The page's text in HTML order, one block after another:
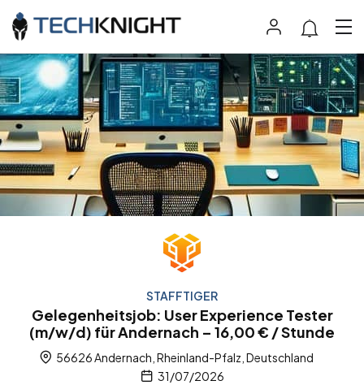
STAFFTIGER
Gelegenheitsjob: User Experience Tester
(m/w/d) für Andernach – 16,00 € / Stunde
56626 Andernach, Rheinland-Pfalz, Deutschland
31/07/2026